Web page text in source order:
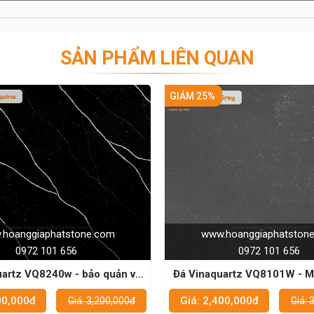
SẢN PHẨM LIÊN QUAN
và
www.hoanggiaphatstone.com
GIẢM 25%
Đá Vinaquartz VQ8101W - Mặt bàn bếp
đẹp và bền cho mọi gia đình
Giá: 2,400,000đ
Giá: 3,200,000đ
GIẢM